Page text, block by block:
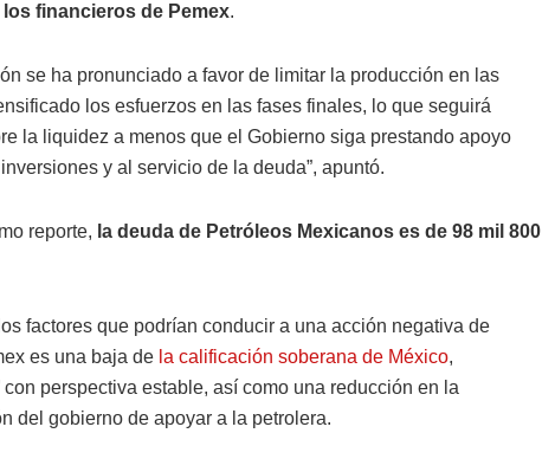
los financieros de Pemex.
se ha pronunciado a favor de limitar la producción en las
los esfuerzos en las fases finales, lo que seguirá
la liquidez a menos que el Gobierno siga prestando apoyo
y al servicio de la deuda”, apuntó.
reporte, la deuda de Petróleos Mexicanos es de 98 mil 800
factores que podrían conducir a una acción negativa de
es una baja de la calificación soberana de México,
con perspectiva estable, así como una reducción en la
del gobierno de apoyar a la petrolera.